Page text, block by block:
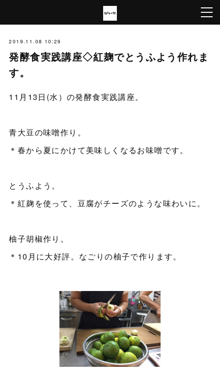
2019.11.08 10:29
発酵食実践講座◇紅麹でとうふよう作れま
す。
11月13日(水）の発酵食実践講座。
青大豆の味噌作り。
＊春から夏にかけて美味しくなるお味噌です。
とうふよう。
＊紅麹を使って、豆腐がチーズのような味わいに。
柚子胡椒作り。
＊10月に大好評。なごりの柚子で作ります。